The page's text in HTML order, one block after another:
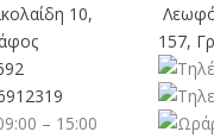
10,
– 15:00
157,